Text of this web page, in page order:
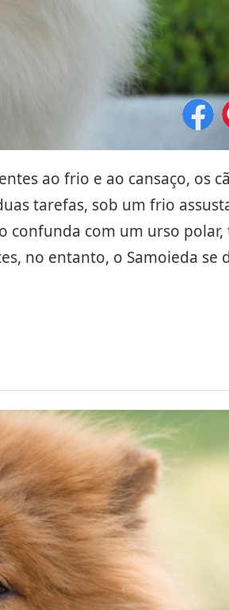
ao frio e ao cansaço, os
tarefas, sob um frio
confunda com um urso polar,
no entanto, o Samoieda se